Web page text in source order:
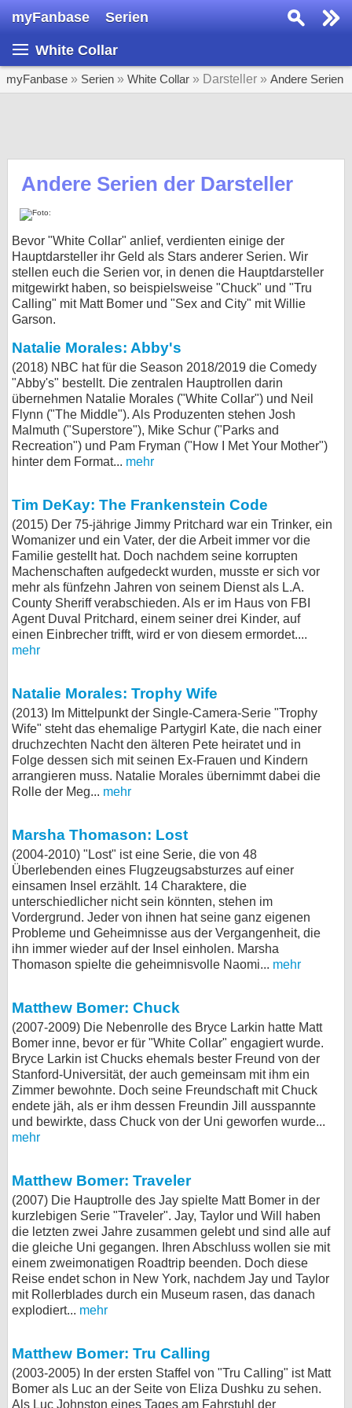
myFanbase Serien
White Collar
myFanbase » Serien » White Collar » Darsteller » Andere Serien
Andere Serien der Darsteller
Bevor "White Collar" anlief, verdienten einige der
Hauptdarsteller ihr Geld als Stars anderer Serien. Wir
stellen euch die Serien vor, in denen die Hauptdarsteller
mitgewirkt haben, so beispielsweise "Chuck" und "Tru
Calling" mit Matt Bomer und "Sex and City" mit Willie
Garson.
Natalie Morales: Abby's
(2018) NBC hat für die Season 2018/2019 die Comedy
"Abby's" bestellt. Die zentralen Hauptrollen darin
übernehmen Natalie Morales ("White Collar") und Neil
Flynn ("The Middle"). Als Produzenten stehen Josh
Malmuth ("Superstore"), Mike Schur ("Parks and
Recreation") und Pam Fryman ("How I Met Your Mother")
hinter dem Format... mehr
Tim DeKay: The Frankenstein Code
(2015) Der 75-jährige Jimmy Pritchard war ein Trinker, ein
Womanizer und ein Vater, der die Arbeit immer vor die
Familie gestellt hat. Doch nachdem seine korrupten
Machenschaften aufgedeckt wurden, musste er sich vor
mehr als fünfzehn Jahren von seinem Dienst als L.A.
County Sheriff verabschieden. Als er im Haus von FBI
Agent Duval Pritchard, einem seiner drei Kinder, auf
einen Einbrecher trifft, wird er von diesem ermordet....
mehr
Natalie Morales: Trophy Wife
(2013) Im Mittelpunkt der Single-Camera-Serie "Trophy
Wife" steht das ehemalige Partygirl Kate, die nach einer
druchzechten Nacht den älteren Pete heiratet und in
Folge dessen sich mit seinen Ex-Frauen und Kindern
arrangieren muss. Natalie Morales übernimmt dabei die
Rolle der Meg... mehr
Marsha Thomason: Lost
(2004-2010) "Lost" ist eine Serie, die von 48
Überlebenden eines Flugzeugsabsturzes auf einer
einsamen Insel erzählt. 14 Charaktere, die
unterschiedlicher nicht sein könnten, stehen im
Vordergrund. Jeder von ihnen hat seine ganz eigenen
Probleme und Geheimnisse aus der Vergangenheit, die
ihn immer wieder auf der Insel einholen. Marsha
Thomason spielte die geheimnisvolle Naomi... mehr
Matthew Bomer: Chuck
(2007-2009) Die Nebenrolle des Bryce Larkin hatte Matt
Bomer inne, bevor er für "White Collar" engagiert wurde.
Bryce Larkin ist Chucks ehemals bester Freund von der
Stanford-Universität, der auch gemeinsam mit ihm ein
Zimmer bewohnte. Doch seine Freundschaft mit Chuck
endete jäh, als er ihm dessen Freundin Jill ausspannte
und bewirkte, dass Chuck von der Uni geworfen wurde...
mehr
Matthew Bomer: Traveler
(2007) Die Hauptrolle des Jay spielte Matt Bomer in der
kurzlebigen Serie "Traveler". Jay, Taylor und Will haben
die letzten zwei Jahre zusammen gelebt und sind alle auf
die gleiche Uni gegangen. Ihren Abschluss wollen sie mit
einem zweimonatigen Roadtrip beenden. Doch diese
Reise endet schon in New York, nachdem Jay und Taylor
mit Rollerblades durch ein Museum rasen, das danach
explodiert... mehr
Matthew Bomer: Tru Calling
(2003-2005) In der ersten Staffel von "Tru Calling" ist Matt
Bomer als Luc an der Seite von Eliza Dushku zu sehen.
Als Luc Johnston eines Tages am Fahrstuhl der
SERIEN
Specials
SERVICE
Gewinnspiele
Forum
bei X
bei Facebook
Datenschutz
Cookie-Einstellungen
Impressum
Desktop-Ansicht
myFanbase